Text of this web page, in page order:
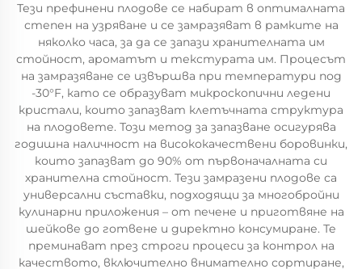
Тези префинени плодове се набират в оптималната
степен на узряване и се замразяват в рамките на
няколко часа, за да се запази хранителната им
стойност, ароматът и текстурата им. Процесът
на замразяване се извършва при температури под
-30°F, като се образуват микроскопични ледени
кристали, които запазват клетъчната структура
на плодовете. Този метод за запазване осигурява
годишна наличност на висококачествени боровинки,
които запазват до 90% от първоначалната си
хранителна стойност. Тези замразени плодове са
универсални съставки, подходящи за многобройни
кулинарни приложения – от печене и приготвяне на
шейкове до готвене и директно консумиране. Те
преминават през строги процеси за контрол на
качеството, включително внимателно сортиране,